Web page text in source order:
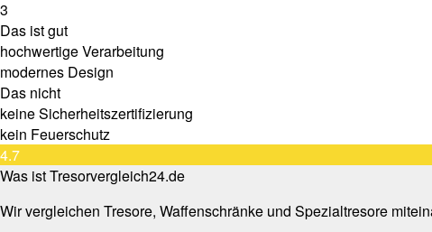
3
Das ist gut
hochwertige Verarbeitung
modernes Design
Das nicht
keine Sicherheitszertifizierung
kein Feuerschutz
4.7
Was ist Tresorvergleich24.de
Wir vergleichen Tresore, Waffenschränke und Spezialtresore